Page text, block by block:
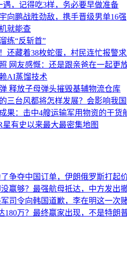
遇，记得吃3样，务必要早做准备
向鹏战胜劲敌，携手晋级男单16强
就能查
练“反斩首”
还藏着38枚蛇蛋，村民连忙报警
网友感慨：还是跟亲爸在一起更
AI蒸馏技术
释放子母弹头摧毁基辅物流仓库
三台风都将怎样发展？会影响我国
果：击中4艘运输军用物资的干货
星有史以来最大最密集地图
争夺中国订单，伊朗俄罗斯打起
赢够？最强航母抵达，中方发出
司令向韩国道歉，李在明这一次
180万？最终赢家出现，不是特朗